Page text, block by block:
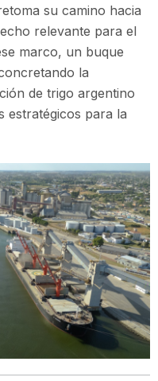
su camino hacia
relevante para el
marco, un buque
la
de trigo argentino
estratégicos para la